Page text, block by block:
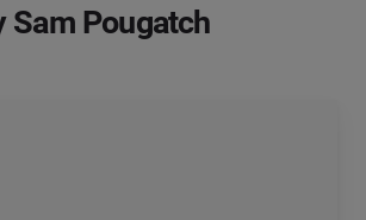
Pougatch